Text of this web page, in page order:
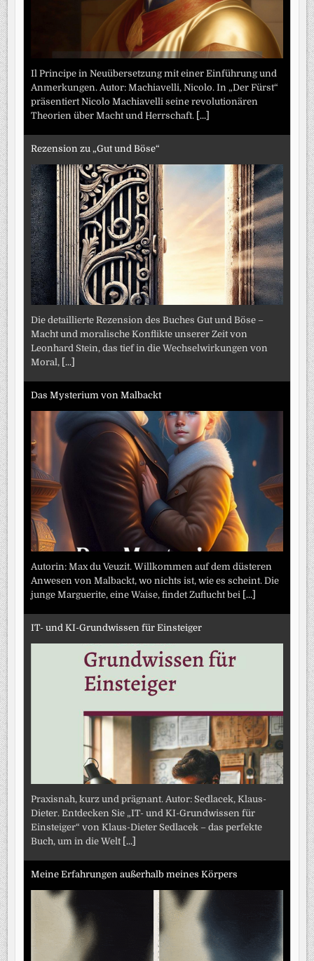
Il Principe in Neuübersetzung mit einer Einführung und
Anmerkungen. Autor: Machiavelli, Nicolo. In „Der Fürst“
präsentiert Nicolo Machiavelli seine revolutionären
Theorien über Macht und Herrschaft. [...]
Rezension zu „Gut und Böse“
Die detaillierte Rezension des Buches Gut und Böse –
Macht und moralische Konflikte unserer Zeit von
Leonhard Stein, das tief in die Wechselwirkungen von
Moral, [...]
Das Mysterium von Malbackt
Autorin: Max du Veuzit. Willkommen auf dem düsteren
Anwesen von Malbackt, wo nichts ist, wie es scheint. Die
junge Marguerite, eine Waise, findet Zuflucht bei [...]
IT- und KI-Grundwissen für Einsteiger
Praxisnah, kurz und prägnant. Autor: Sedlacek, Klaus-
Dieter. Entdecken Sie „IT- und KI-Grundwissen für
Einsteiger“ von Klaus-Dieter Sedlacek – das perfekte
Buch, um in die Welt [...]
Meine Erfahrungen außerhalb meines Körpers